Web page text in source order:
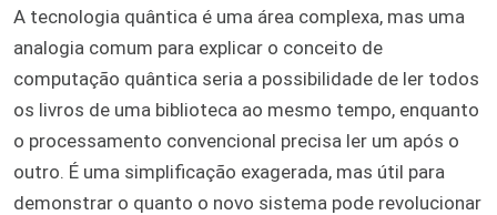
A tecnologia quântica é uma área complexa, mas uma
analogia comum para explicar o conceito de
computação quântica seria a possibilidade de ler todos
os livros de uma biblioteca ao mesmo tempo, enquanto
o processamento convencional precisa ler um após o
outro. É uma simplificação exagerada, mas útil para
demonstrar o quanto o novo sistema pode revolucionar